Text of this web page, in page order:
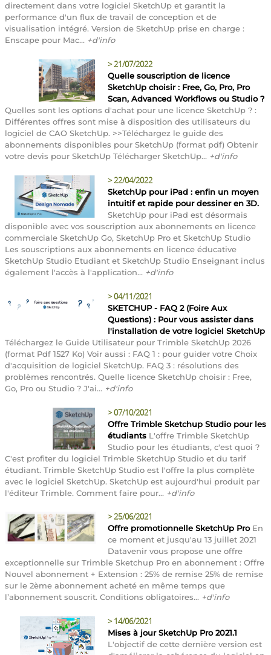
directement dans votre logiciel SketchUp et garantit la
performance d'un flux de travail de conception et de
visualisation intégré. Version de SketchUp prise en charge :
Enscape pour Mac... +d'info
>21/07/2022
Quelle souscription de licence
SketchUp choisir : Free, Go, Pro, Pro
Scan, Advanced Workflows ou Studio ?
Quelles sont les options d'achat pour une licence SketchUp ? :
Différentes offres sont mise à disposition des utilisateurs du
logiciel de CAO SketchUp. >>Téléchargez le guide des
abonnements disponibles pour SketchUp (format pdf) Obtenir
votre devis pour SketchUp Télécharger SketchUp... +d'info
>22/04/2022
SketchUp pour iPad : enfin un moyen
intuitif et rapide pour dessiner en 3D.
SketchUp pour iPad est désormais
disponible avec vos souscription aux abonnements en licence
commerciale SketchUp Go, SketchUp Pro et SketchUp Studio
Les souscriptions aux abonnements en licence éducative
SketchUp Studio Etudiant et SketchUp Studio Enseignant inclus
également l'accès à l'application... +d'info
>04/11/2021
SKETCHUP - FAQ 2 (Foire Aux
Questions) : Pour vous assister dans
l'installation de votre logiciel SketchUp
Téléchargez le Guide Utilisateur pour Trimble SketchUp 2026
(format Pdf 1527 Ko) Voir aussi : FAQ 1 : pour guider votre Choix
d'acquisition de logiciel SketchUp. FAQ 3 : résolutions des
problèmes rencontrés. Quelle licence SketchUp choisir : Free,
Go, Pro ou Studio ? J'ai... +d'info
>07/10/2021
Offre Trimble Sketchup Studio pour les
étudiants L'offre Trimble SketchUp
Studio pour les étudiants, c'est quoi ?
C'est profiter du logiciel Trimble SketchUp Studio et du tarif
étudiant. Trimble SketchUp Studio est l'offre la plus complète
avec le logiciel SketchUp. SketchUp est aujourd'hui produit par
l'éditeur Trimble. Comment faire pour... +d'info
>25/06/2021
Offre promotionnelle SketchUp ProEn
ce moment et jusqu'au 13 juillet 2021
Datavenir vous propose une offre
exceptionnelle sur Trimble Sketchup Pro en abonnement : Offre
Nouvel abonnement + Extension : 25% de remise 25% de remise
sur le 2ème abonnement acheté en même temps que
l’abonnement souscrit. Conditions obligatoires... +d'info
> 14/06/2021
Mises à jour SketchUp Pro 2021.1
L'objectif de cette dernière version est